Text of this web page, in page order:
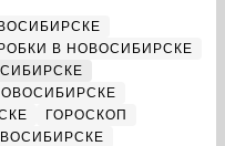
В НОВОСИБИРСКЕ
ГОРОСКОП